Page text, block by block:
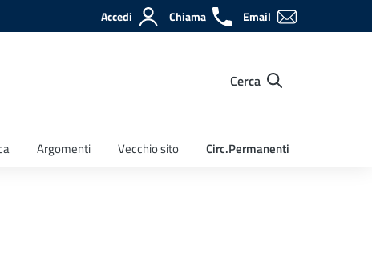
Accedi Chiama Email
Cerca
Argomenti Vecchio sito Circ.Permanenti